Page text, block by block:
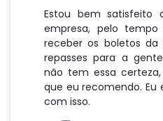
Estou bem satisfeito
empresa, pelo
receber os boletos
repasses para a
não tem essa
que eu recomendo.
com isso.